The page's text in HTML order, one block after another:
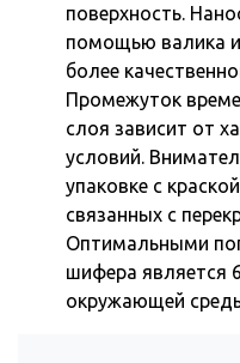
поверхность.
помощью валика
более
Промежуток
слоя зависит от
условий.
упаковке с
связанных с
Оптимальными
шифера является
окружающей